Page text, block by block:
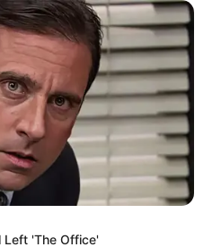
Left 'The Office'